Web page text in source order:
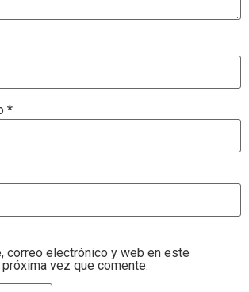
*
correo electrónico y web en este
vez que comente.